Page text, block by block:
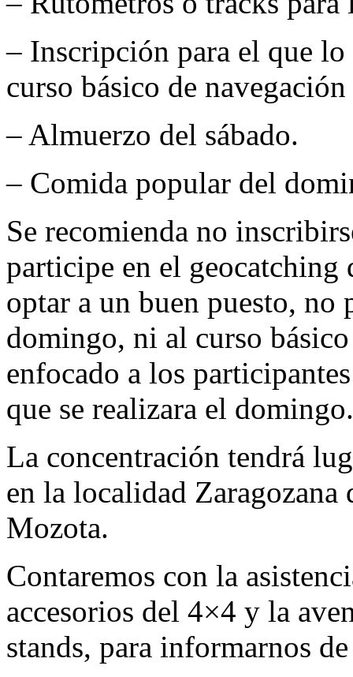
– Inscripción para el que
curso básico de
– Almuerzo del sábado.
– Comida popular del
Se recomienda no
participe en el
optar a un buen puesto,
domingo, ni al curso
enfocado a los
que se realizara el domingo.
La concentración tendrá
en la localidad
Mozota.
Contaremos con la
accesorios del 4×4 y la
stands, para informarnos